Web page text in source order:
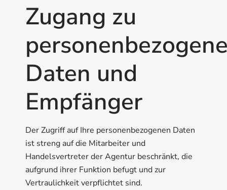
Zugang zu
Daten und
Empfänger
Der Zugriff auf Ihre personenbezogenen Daten
ist streng auf die Mitarbeiter und
Handelsvertreter der Agentur beschränkt, die
aufgrund ihrer Funktion befugt und zur
Vertraulichkeit verpflichtet sind.